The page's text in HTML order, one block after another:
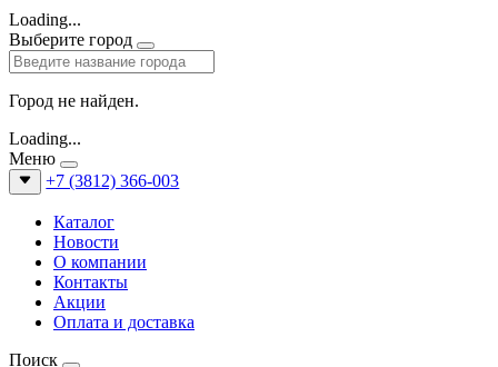
Loading...
Выберите город
Город не найден.
Loading...
Меню
+7 (3812) 366-003
Каталог
Новости
О компании
Контакты
Акции
Оплата и доставка
Поиск